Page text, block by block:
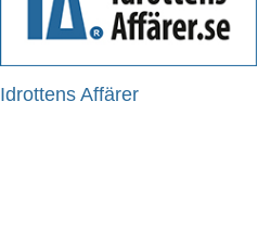
Idrottens Affärer